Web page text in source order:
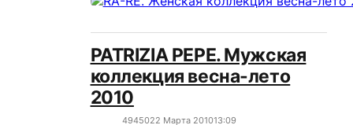
PATRIZIA PEPE. Мужская
коллекция весна-лето
2010
4945022 Марта 201013:09